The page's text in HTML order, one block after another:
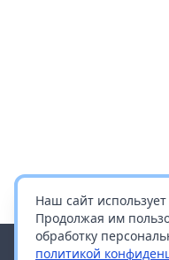
Наш сайт использует
Продолжая им
обработку
политикой